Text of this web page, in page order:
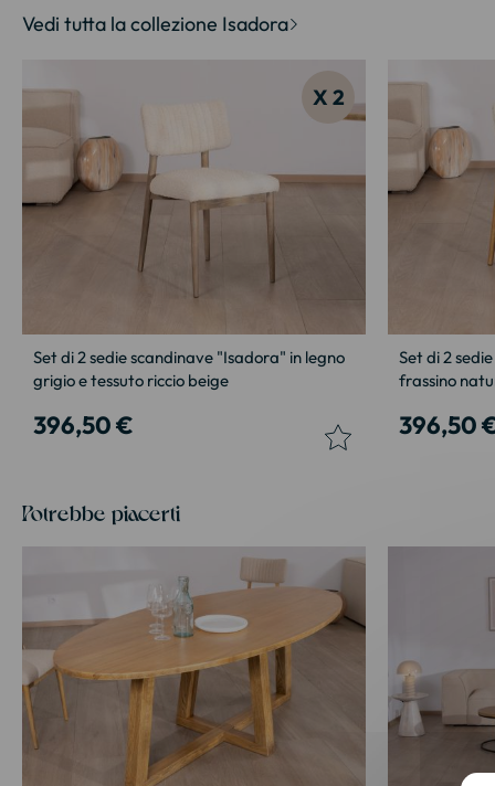
Vedi tutta la collezione Isadora
X 2
Set di 2 sedie scandinave "Isadora" in legno
grigio e tessuto riccio beige
396,50 €
Set di 2
frassino
396,50
Potrebbe piacerti